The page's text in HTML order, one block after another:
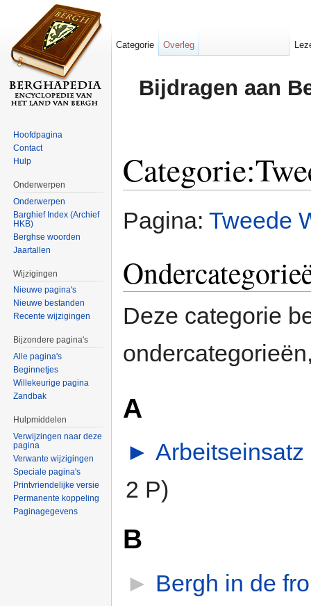
Bijdragen aan
Pagina: Tweede
Deze categorie
A
► Arbeitseinsatz
2 P)
B
► Bergh in de
Categorie Overleg
Hoofdpagina
Contact
Hulp
Onderwerpen
Onderwerpen
Barghief Index (Archief
HKB)
Berghse woorden
Jaartallen
Wijzigingen
Nieuwe pagina's
Nieuwe bestanden
Recente wijzigingen
Bijzondere pagina's
Alle pagina's
Beginnetjes
Willekeurige pagina
Zandbak
Hulpmiddelen
Verwijzingen naar deze
pagina
Verwante wijzigingen
Speciale pagina's
Printvriendelijke versie
Permanente koppeling
Paginagegevens